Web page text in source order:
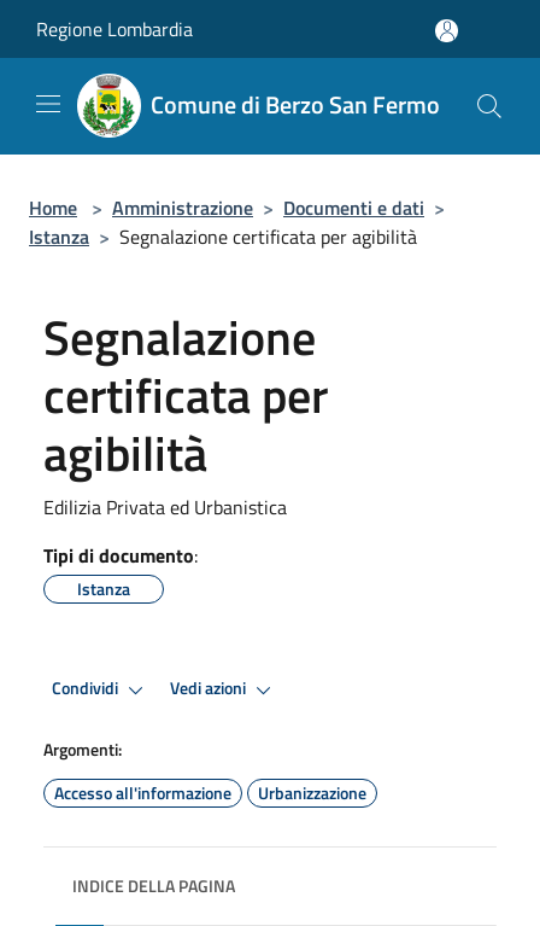
Regione Lombardia
Comune di Berzo San Fermo
Home > Amministrazione > Documenti e dati >
Istanza > Segnalazione certificata per agibilità
Segnalazione
certificata per
agibilità
Edilizia Privata ed Urbanistica
Tipi di documento:
Istanza
Condividi Vedi azioni
Argomenti:
Accesso all'informazione
Urbanizzazione
INDICE DELLA PAGINA